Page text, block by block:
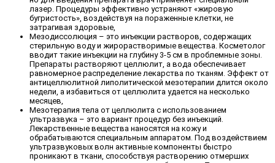
лазер. Процедуры эффективно устраняют «жировую
бугристость», воздействуя на пораженные клетки, не
затрагивая здоровые,
Мезодиссолюция – это инъекции растворов, содержащих
стерильную воду и жирорастворимые вещества. Косметолог
вводит такие инъекции на глубину 3-5 см в проблемные зоны.
Препараты растворяют целлюлит, а вода обеспечивает
равномерное распределение лекарства по тканям. Эффект от
антицеллюлитной липолитической мезотерапии длится около
недели, а избавиться от целлюлита удается на несколько
месяцев,
Мезотерапия тела от целлюлита с использованием
ультразвука – это вариант процедур без инъекций.
Лекарственные вещества наносятся на кожу и
обрабатываются специальным аппаратом. Под воздействием
ультразвуковых волн активные компоненты быстро
проникают в ткани, способствуя растворению отмерших